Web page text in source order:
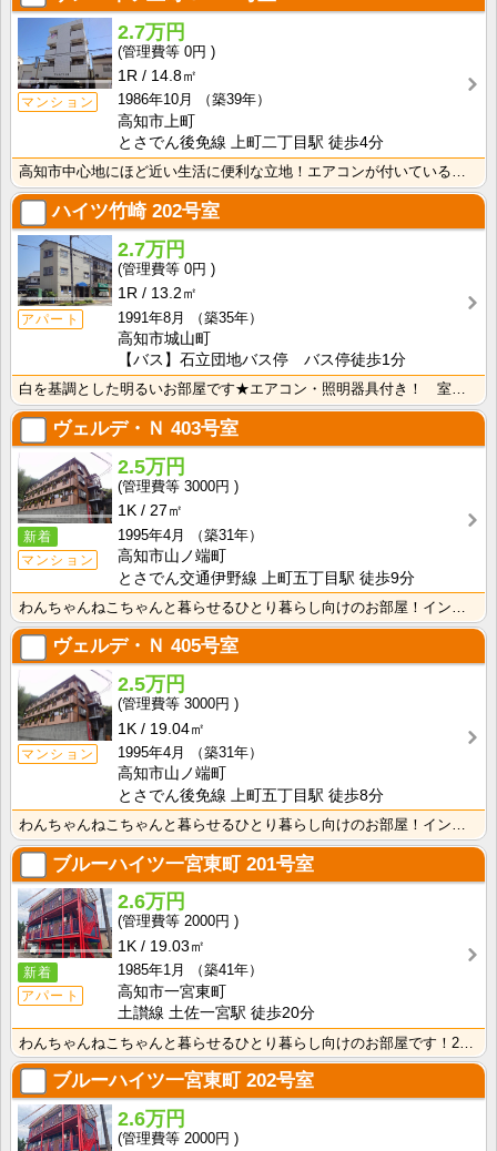
マンション
2.7万円
0円
1R
14.8㎡
1986年10月
（築39年）
高知市上町
とさでん後免線 上町二丁目駅 徒歩4分
高知市中心地にほど近い生活に便利な立地！エアコンが付いているので初期費用の節約になりますね！
ハイツ竹崎202号室
アパート
2.7万円
0円
1R
13.2㎡
1991年8月
（築35年）
高知市城山町
【バス】石立団地バス停 バス停徒歩1分
白を基調とした明るいお部屋です★エアコン・照明器具付き！ 室内洗濯機置場 端部屋
ヴェルデ・Ｎ 403号室
新着
マンション
2.5万円
3000円
1K
27㎡
1995年4月
（築31年）
高知市山ノ端町
とさでん交通伊野線 上町五丁目駅 徒歩9分
ヴェルデ・Ｎ 405号室
マンション
2.5万円
3000円
1K
19.04㎡
1995年4月
（築31年）
高知市山ノ端町
とさでん後免線 上町五丁目駅 徒歩8分
ブルーハイツ一宮東町201号室
新着
アパート
2.6万円
2000円
1K
19.03㎡
1985年1月
（築41年）
高知市一宮東町
土讃線 土佐一宮駅 徒歩20分
ブルーハイツ一宮東町202号室
2.6万円
2000円